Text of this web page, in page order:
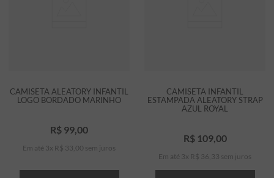
CAMISETA ALEATORY INFANTIL
LOGO BORDADO MARINHO
R$ 99,00
Em até 3 x R$ 33 00 sem juros
CAMISETA INFANTIL
ESTAMPADA ALEATORY STRAP
AZUL ROYAL
R$ 109,00
Em até 3 x R$ 36 33 sem juros